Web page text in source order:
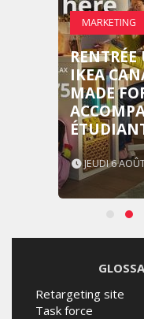
MARKETING
IKEA
MADE
JEUDI 6
Retargeting site
Task force